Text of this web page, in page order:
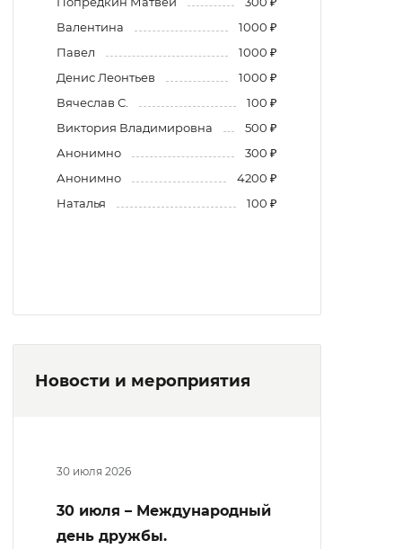
Валентина
1000 ₽
Павел
1000 ₽
Денис Леонтьев
1000 ₽
Вячеслав С.
100 ₽
Виктория Владимировна
500 ₽
Анонимно
300 ₽
Анонимно
4200 ₽
Наталья
100 ₽
Новости и мероприятия
30 июля 2026
30 июля – Международный
день дружбы.